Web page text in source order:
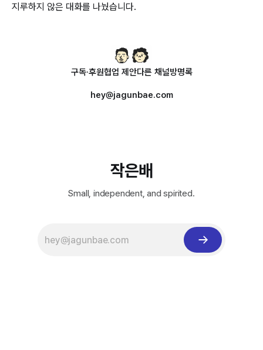
지루하지 않은 대화를 나눴습니다.
구독·후원협업 제안다른 채널방명록
hey@jagunbae.com
작은배
Small, independent, and spirited.